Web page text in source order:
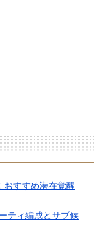
おすすめ潜在覚醒
ティ編成とサブ候